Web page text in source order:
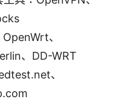
、
、DD-WRT
、